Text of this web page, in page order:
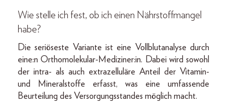
Wie stelle ich fest, ob ich einen Nährstoffmangel
habe?
Die seriöseste Variante ist eine Vollblutanalyse durch
eine:n Orthomolekular-Mediziner:in. Dabei wird sowohl
der intra- als auch extrazelluläre Anteil der Vitamin-
und Mineralstoffe erfasst, was eine umfassende
Beurteilung des Versorgungsstandes möglich macht.